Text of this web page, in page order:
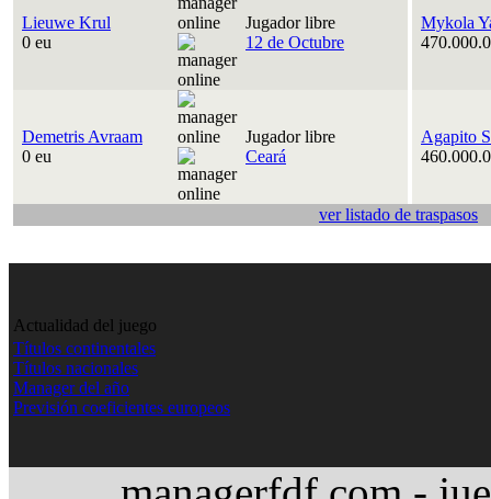
Lieuwe Krul
0 eu
Jugador libre
12 de Octubre
Mykola
Demetris Avraam
0 eu
Jugador libre
Ceará
Agapito
ver listado de traspasos
Actualidad del juego
Títulos continentales
Títulos nacionales
Manager del año
Previsión coeficientes europeos